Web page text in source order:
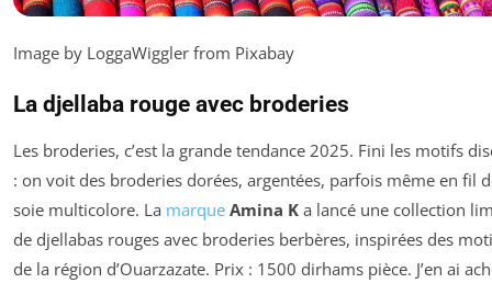
Image by LoggaWiggler from Pixabay
La djellaba rouge avec broderies
Les broderies, c’est la grande tendance 2025. Fini les motifs
: on voit des broderies dorées, argentées, parfois même en fil
soie multicolore. La marque Amina K a lancé une collection
de djellabas rouges avec broderies berbères, inspirées des
de la région d’Ouarzazate. Prix : 1500 dirhams pièce. J’en ai